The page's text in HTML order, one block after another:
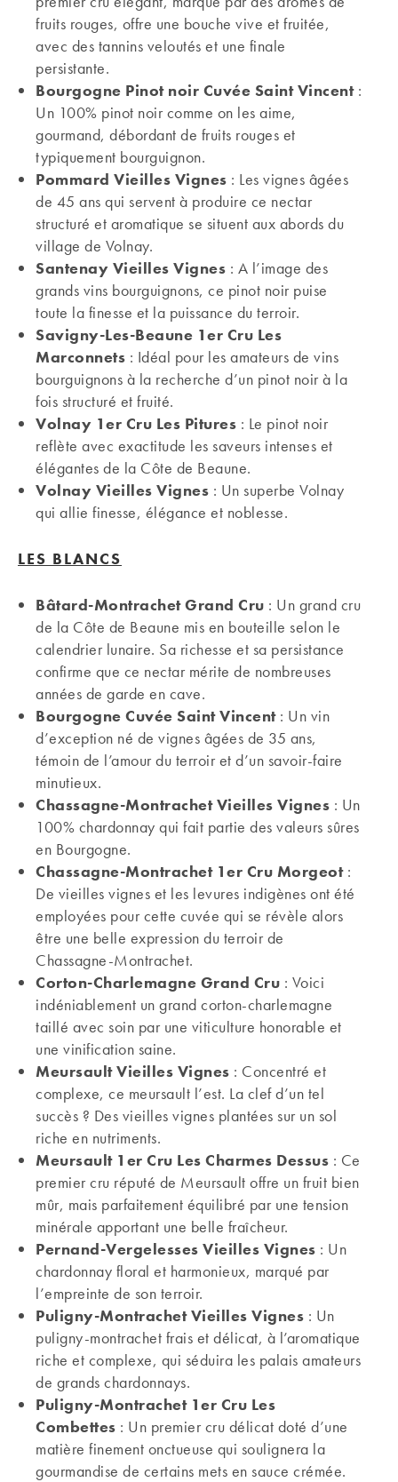
fruits rouges, offre une bouche vive et fruitée,
avec des tannins veloutés et une finale
persistante.
Bourgogne Pinot noir Cuvée Saint Vincent:
Un 100% pinot noir comme on les aime,
gourmand, débordant de fruits rouges et
typiquement bourguignon.
Pommard Vieilles Vignes : Les vignes âgées
de 45 ans qui servent à produire ce nectar
structuré et aromatique se situent aux abords du
village de Volnay.
Santenay Vieilles Vignes : A l’image des
grands vins bourguignons, ce pinot noir puise
toute la finesse et la puissance du terroir.
Savigny-Les-Beaune 1er Cru Les
Marconnets : Idéal pour les amateurs de vins
bourguignons à la recherche d’un pinot noir à la
fois structuré et fruité.
Volnay 1er Cru Les Pitures : Le pinot noir
reflète avec exactitude les saveurs intenses et
élégantes de la Côte de Beaune.
Volnay Vieilles Vignes : Un superbe Volnay
qui allie finesse, élégance et noblesse.
LES BLANCS
Bâtard-Montrachet Grand Cru : Un grand cru
de la Côte de Beaune mis en bouteille selon le
calendrier lunaire. Sa richesse et sa persistance
confirme que ce nectar mérite de nombreuses
années de garde en cave.
Bourgogne Cuvée Saint Vincent: Un vin
d’exception né de vignes âgées de 35 ans,
témoin de l’amour du terroir et d’un savoir-faire
minutieux.
Chassagne-Montrachet Vieilles Vignes : Un
100% chardonnay qui fait partie des valeurs sûres
en Bourgogne.
Chassagne-Montrachet 1er Cru Morgeot:
De vieilles vignes et les levures indigènes ont été
employées pour cette cuvée qui se révèle alors
être une belle expression du terroir de
Chassagne-Montrachet.
Corton-Charlemagne Grand Cru : Voici
indéniablement un grand corton-charlemagne
taillé avec soin par une viticulture honorable et
une vinification saine.
Meursault Vieilles Vignes : Concentré et
complexe, ce meursault l’est. La clef d’un tel
succès ? Des vieilles vignes plantées sur un sol
riche en nutriments.
Meursault 1er Cru Les Charmes Dessus : Ce
premier cru réputé de Meursault offre un fruit bien
mûr, mais parfaitement équilibré par une tension
minérale apportant une belle fraîcheur.
Pernand-Vergelesses Vieilles Vignes : Un
chardonnay floral et harmonieux, marqué par
l’empreinte de son terroir.
Puligny-Montrachet Vieilles Vignes : Un
puligny-montrachet frais et délicat, à l’aromatique
riche et complexe, qui séduira les palais amateurs
de grands chardonnays.
Puligny-Montrachet 1er Cru Les
Combettes : Un premier cru délicat doté d’une
matière finement onctueuse qui soulignera la
gourmandise de certains mets en sauce crémée.